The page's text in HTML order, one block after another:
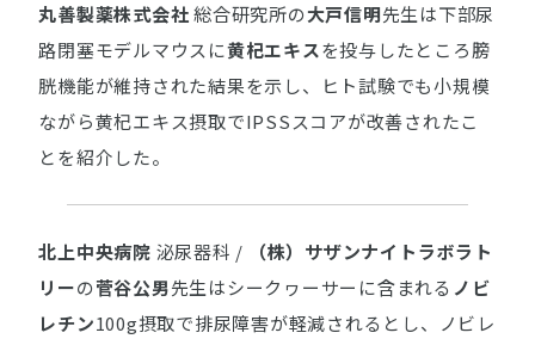
丸善製薬株式会社総合研究所の大戸信明先生は下部尿
路閉塞モデルマウスに黄杞エキスを投与したところ膀
胱機能が維持された結果を示し、ヒト試験でも小規模
ながら黄杞エキス摂取でIPSSスコアが改善されたこ
とを紹介した。
北上中央病院 泌尿器科 /
（株）サザンナイトラボラト
リーの菅谷公男先生はシークヮーサーに含まれる ノビ
レチン100g摂取で排尿障害が軽減されるとし、ノビレ